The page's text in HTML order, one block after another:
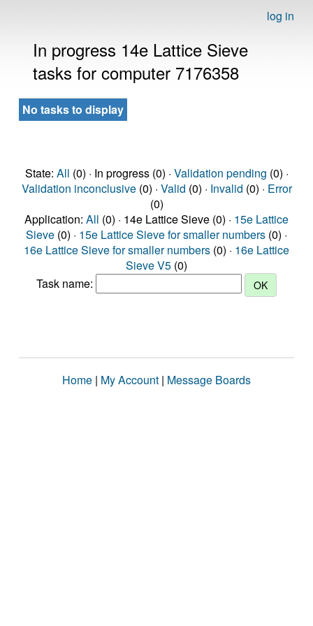
log in
In progress 14e Lattice Sieve
tasks for computer 7176358
No tasks to display
State: All (0) · In progress (0) · Validation pending (0) ·
Validation inconclusive(0) · Valid (0) · Invalid (0) · Error
(0)
Application: All (0) · 14e Lattice Sieve (0) · 15e Lattice
Sieve (0) · 15e Lattice Sieve for smaller numbers (0) ·
16e Lattice Sieve for smaller numbers (0) · 16e Lattice
Sieve V5 (0)
Task name:
Home | My Account | Message Boards